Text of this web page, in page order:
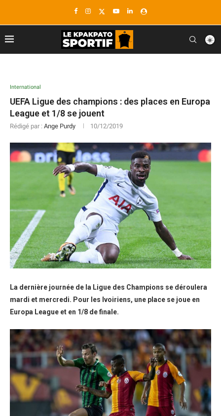
International
UEFA Ligue des champions : des places en Europa
League et 1/8 se jouent
Rédigé par : Ange Purdy 10/12/2019
La dernière journée de la Ligue des Champions se déroulera
mardi et mercredi. Pour les Ivoiriens, une place se joue en
Europa League et en 1/8 de finale.